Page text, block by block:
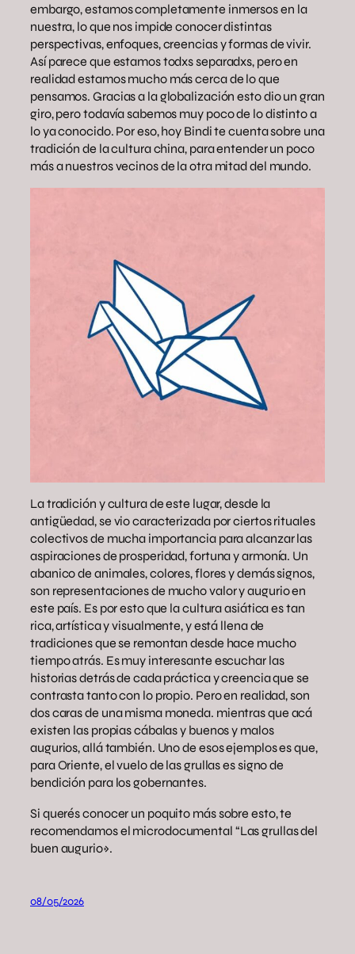
embargo, estamos completamente inmersos en la
nuestra, lo que nos impide conocer distintas
perspectivas, enfoques, creencias y formas de vivir.
Así parece que estamos todxs separadxs, pero en
realidad estamos mucho más cerca de lo que
pensamos. Gracias a la globalización esto dio un gran
giro, pero todavía sabemos muy poco de lo distinto a
lo ya conocido. Por eso, hoy Bindi te cuenta sobre una
tradición de la cultura china, para entender un poco
más a nuestros vecinos de la otra mitad del mundo.
La tradición y cultura de este lugar, desde la
antigüedad, se vio caracterizada por ciertos rituales
colectivos de mucha importancia para alcanzar las
aspiraciones de prosperidad, fortuna y armonía. Un
abanico de animales, colores, flores y demás signos,
son representaciones de mucho valor y augurio en
este país. Es por esto que la cultura asiática es tan
rica, artística y visualmente, y está llena de
tradiciones que se remontan desde hace mucho
tiempo atrás. Es muy interesante escuchar las
historias detrás de cada práctica y creencia que se
contrasta tanto con lo propio. Pero en realidad, son
dos caras de una misma moneda. mientras que acá
existen las propias cábalas y buenos y malos
augurios, allá también. Uno de esos ejemplos es que,
para Oriente, el vuelo de las grullas es signo de
bendición para los gobernantes.
Si querés conocer un poquito más sobre esto, te
recomendamos el microdocumental “Las grullas del
buen augurio».
08/05/2026